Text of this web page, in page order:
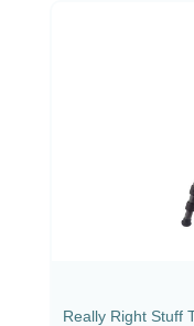
Really Right Stuff